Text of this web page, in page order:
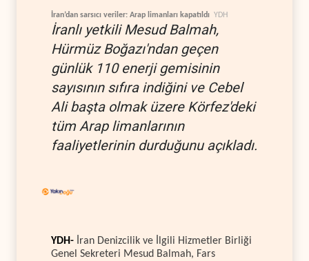
İran’dan sarsıcı veriler: Arap limanları kapatıldı YDH
İranlı yetkili Mesud Balmah,
Hürmüz Boğazı'ndan geçen
günlük 110 enerji gemisinin
sayısının sıfıra indiğini ve Cebel
Ali başta olmak üzere Körfez'deki
tüm Arap limanlarının
faaliyetlerinin durduğunu açıkladı.
YDH- İran Denizcilik ve İlgili Hizmetler Birliği
Genel Sekreteri Mesud Balmah, Fars